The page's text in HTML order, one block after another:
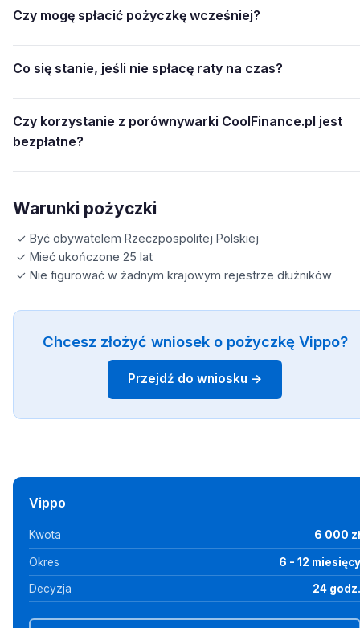
Czy mogę spłacić pożyczkę wcześniej?
Co się stanie, jeśli nie spłacę raty na czas?
Czy korzystanie z porównywarki CoolFinance.pl jest
bezpłatne?
Warunki pożyczki
✓ Być obywatelem Rzeczpospolitej Polskiej
✓ Mieć ukończone 25 lat
✓ Nie figurować w żadnym krajowym rejestrze dłużników
Chcesz złożyć wniosek o pożyczkę Vippo?
Przejdź do wniosku →
Vippo
Kwota 6 000 zł
Okres 6 - 12 miesięcy
Decyzja 24 godz.